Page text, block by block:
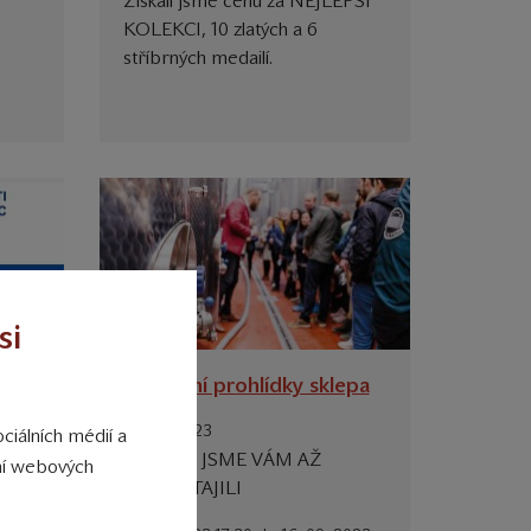
KOLEKCI, 10 zlatých a 6
stříbrných medailí.
Speciální prohlídky sklepa
12. 09. 2023
aneb CO JSME VÁM AŽ
DOTEĎ TAJILI
médií a
webových